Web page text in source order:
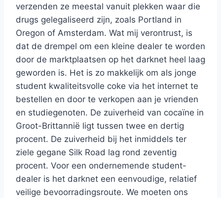
verzenden ze meestal vanuit plekken waar die
drugs gelegaliseerd zijn, zoals Portland in
Oregon of Amsterdam. Wat mij verontrust, is
dat de drempel om een kleine dealer te worden
door de marktplaatsen op het darknet heel laag
geworden is. Het is zo makkelijk om als jonge
student kwaliteitsvolle coke via het internet te
bestellen en door te verkopen aan je vrienden
en studiegenoten. De zuiverheid van cocaïne in
Groot-Brittannië ligt tussen twee en dertig
procent. De zuiverheid bij het inmiddels ter
ziele gegane Silk Road lag rond zeventig
procent. Voor een ondernemende student-
dealer is het darknet een eenvoudige, relatief
veilige bevoorradingsroute. We moeten ons